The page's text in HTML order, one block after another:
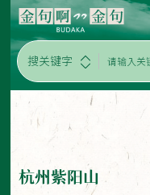
搜关键字
杭州紫阳山